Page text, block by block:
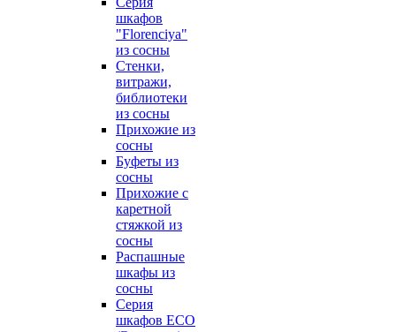
шкафов
"Florenciya"
из сосны
Стенки,
витражи,
библиотеки
из сосны
Прихожие из
сосны
Буфеты из
сосны
Прихожие с
каретной
стяжкой из
сосны
Распашные
шкафы из
сосны
Серия
шкафов ECO